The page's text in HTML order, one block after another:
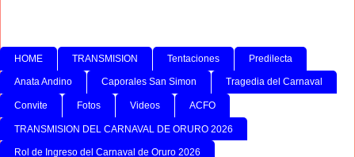
HOME TRANSMISION Tentaciones Predilecta
Anata Andino Caporales San Simon Tragedia del Carnaval
Convite Fotos Videos ACFO
TRANSMISION DEL CARNAVAL DE ORURO 2026
Rol de Ingreso del Carnaval de Oruro 2026